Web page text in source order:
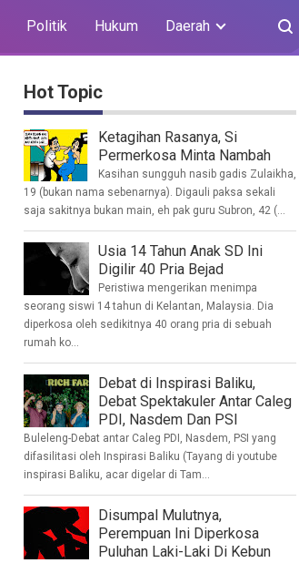
Politik Hukum Daerah
Hot Topic
Ketagihan Rasanya, Si
Permerkosa Minta Nambah
Kasihan sungguh nasib gadis Zulaikha,
19 (bukan nama sebenarnya). Digauli paksa sekali
saja sakitnya bukan main, eh pak guru Subron, 42 (...
Usia 14 Tahun Anak SD Ini
Digilir 40 Pria Bejad
Peristiwa mengerikan menimpa
seorang siswi 14 tahun di Kelantan, Malaysia. Dia
diperkosa oleh sedikitnya 40 orang pria di sebuah
rumah ko...
Debat di Inspirasi Baliku,
Debat Spektakuler Antar Caleg
PDI, Nasdem Dan PSI
Buleleng-Debat antar Caleg PDI, Nasdem, PSI yang
difasilitasi oleh Inspirasi Baliku (Tayang di youtube
inspirasi Baliku, acar digelar di Tam...
Disumpal Mulutnya,
Perempuan Ini Diperkosa
Puluhan Laki-Laki Di Kebun